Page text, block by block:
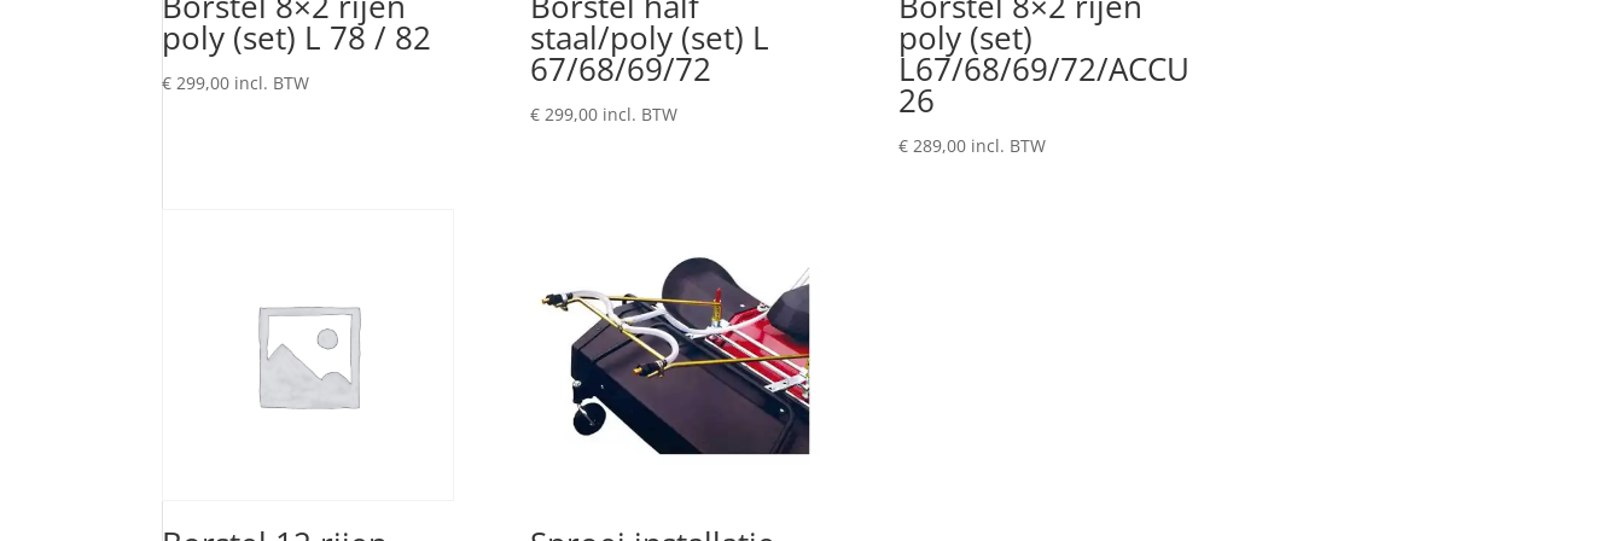
poly (set) L 78 / 82
€ 299,00 incl. BTW
staal/poly (set) L
67/68/69/72
€ 299,00 incl. BTW
poly (set)
L67/68/69/72/ACCU
26
€289,00 incl. BTW